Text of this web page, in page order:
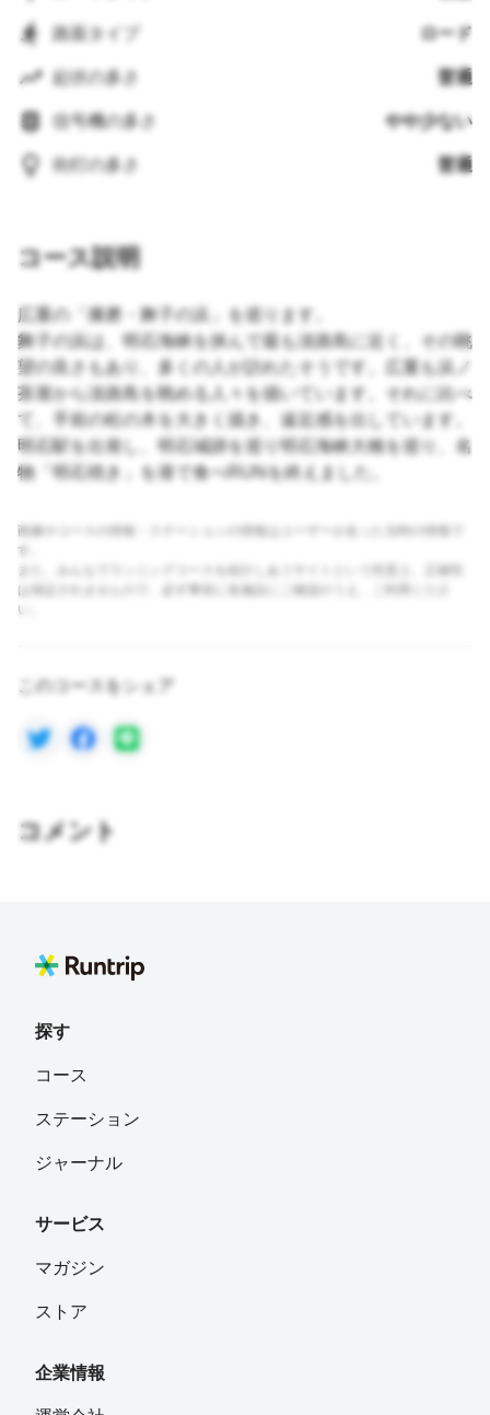
路面タイプ ロード
起伏の多さ 普通
信号機の多さ やや少ない
街灯の多さ 普通
コース説明
広重の「播磨・舞子の浜」を巡ります。
舞子の浜は、明石海峡を挟んで最も淡路島に近く、その眺
望の良さもあり、多くの人が訪れたそうです。広重も浜ノ
茶屋から淡路島を眺める人々を描いています。それに比べ
て、手前の松の木を大きく描き、遠近感を出しています。
明石駅を出発し、明石城跡を巡り明石海峡大橋を巡り、名
物「明石焼き」を港で食べRUNを終えました。
画像やコースの情報・ステーションの情報はユーザーが走った当時の情報で
す。
また、みんなでランニングコースを紹介しあうサイトという性質上、正確性
は保証されませんので、必ず事前に各施設にご確認のうえ、ご利用くださ
い。
このコースをシェア
コメント
探す
コース
ステーション
ジャーナル
サービス
マガジン
ストア
企業情報